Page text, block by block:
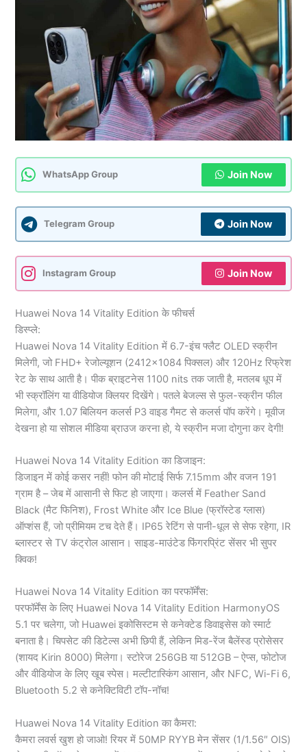
WhatsApp Group Join Now
Telegram Group Join Now
Instagram Group Join Now
Huawei Nova 14 Vitality Edition के फीचर्स
डिस्प्ले:
Huawei Nova 14 Vitality Edition में 6.7-इंच फ्लैट OLED स्क्रीन
मिलेगी, जो FHD+ रेजोल्यूशन (2412×1084 पिक्सल) और 120Hz रिफ्रेश
रेट के साथ आती है। पीक ब्राइटनेस 1100 nits तक जाती है, मतलब धूप में
भी स्क्रॉलिंग या वीडियोज क्लियर दिखेंगे। पतले बेजल्स से फुल-स्क्रीन फील
मिलेगा, और 1.07 बिलियन कलर्स P3 वाइड गैमट से कलर्स पॉप करेंगे। मूवीज
देखना हो या सोशल मीडिया ब्राउज करना हो, ये स्क्रीन मजा दोगुना कर देगी!
Huawei Nova 14 Vitality Edition का डिजाइन:
डिजाइन में कोई कसर नहीं! फोन की मोटाई सिर्फ 7.15mm और वजन 191
ग्राम है – जेब में आसानी से फिट हो जाएगा। कलर्स में Feather Sand
Black (मैट फिनिश), Frost White और Ice Blue (फ्रॉस्टेड ग्लास)
ऑप्शंस हैं, जो प्रीमियम टच देते हैं। IP65 रेटिंग से पानी-धूल से सेफ रहेगा, IR
ब्लास्टर से TV कंट्रोल आसान। साइड-माउंटेड फिंगरप्रिंट सेंसर भी सुपर
क्विक!
Huawei Nova 14 Vitality Edition का परफॉर्मेंस:
परफॉर्मेंस के लिए Huawei Nova 14 Vitality Edition HarmonyOS
5.1 पर चलेगा, जो Huawei इकोसिस्टम से कनेक्टेड डिवाइसेस को स्मार्ट
बनाता है। चिपसेट की डिटेल्स अभी छिपी हैं, लेकिन मिड-रेंज बैलेंस्ड प्रोसेसर
(शायद Kirin 8000) मिलेगा। स्टोरेज 256GB या 512GB – ऐप्स, फोटोज
और वीडियोज के लिए खूब स्पेस। मल्टीटास्किंग आसान, और NFC, Wi-Fi 6,
Bluetooth 5.2 से कनेक्टिविटी टॉप-नॉच!
Huawei Nova 14 Vitality Edition का कैमरा:
कैमरा लवर्स खुश हो जाओ! रियर में 50MP RYYB मेन सेंसर (1/1.56″ OIS)